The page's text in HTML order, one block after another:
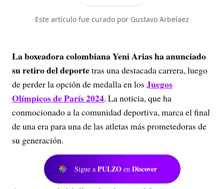
Este artículo fue curado por Gustavo Arbelaez
La boxeadora colombiana Yeni Arias ha anunciado
su retiro del deportetras una destacada carrera, luego
de perder la opción de medalla en los Juegos
Olímpicos de París 2024. La noticia, que ha
conmocionado a la comunidad deportiva, marca el final
de una era para una de las atletas más prometedoras de
su generación.
Sigue a PULZO en Discover